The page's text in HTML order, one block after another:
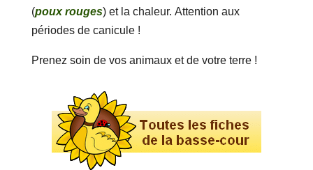
(poux rouges) et la chaleur. Attention aux
périodes de canicule !
Prenez soin de vos animaux et de votre terre !